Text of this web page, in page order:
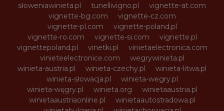
słoweniawinieta.pl
tunellivigno.pl
vignette-at.com
vignette-bg.com
vignette-cz.com
vignette-pl.com
vignette-poland.pl
vignette-ro.com
vignette-si.com
vignette.pl
vignettepoland.pl
vinetki.pl
vinietaelectronica.com
vinieteelectronice.com
wegrywinieta.pl
winieta-austria.pl
winieta-czechy.pl
winieta-litwa.pl
winieta-słowacja.pl
winieta-wegry.pl
winieta-węgry.pl
winieta.org
winietaaustria.pl
winietaaustriaonline.pl
winietaautostradowa.pl